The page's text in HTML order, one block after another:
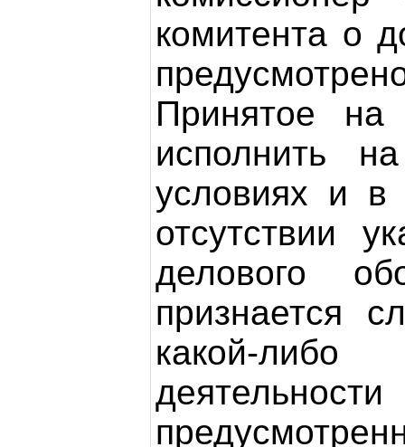
комитента о
Принятое на
исполнить
условиях и в
отсутствии
делового
признается
какой-